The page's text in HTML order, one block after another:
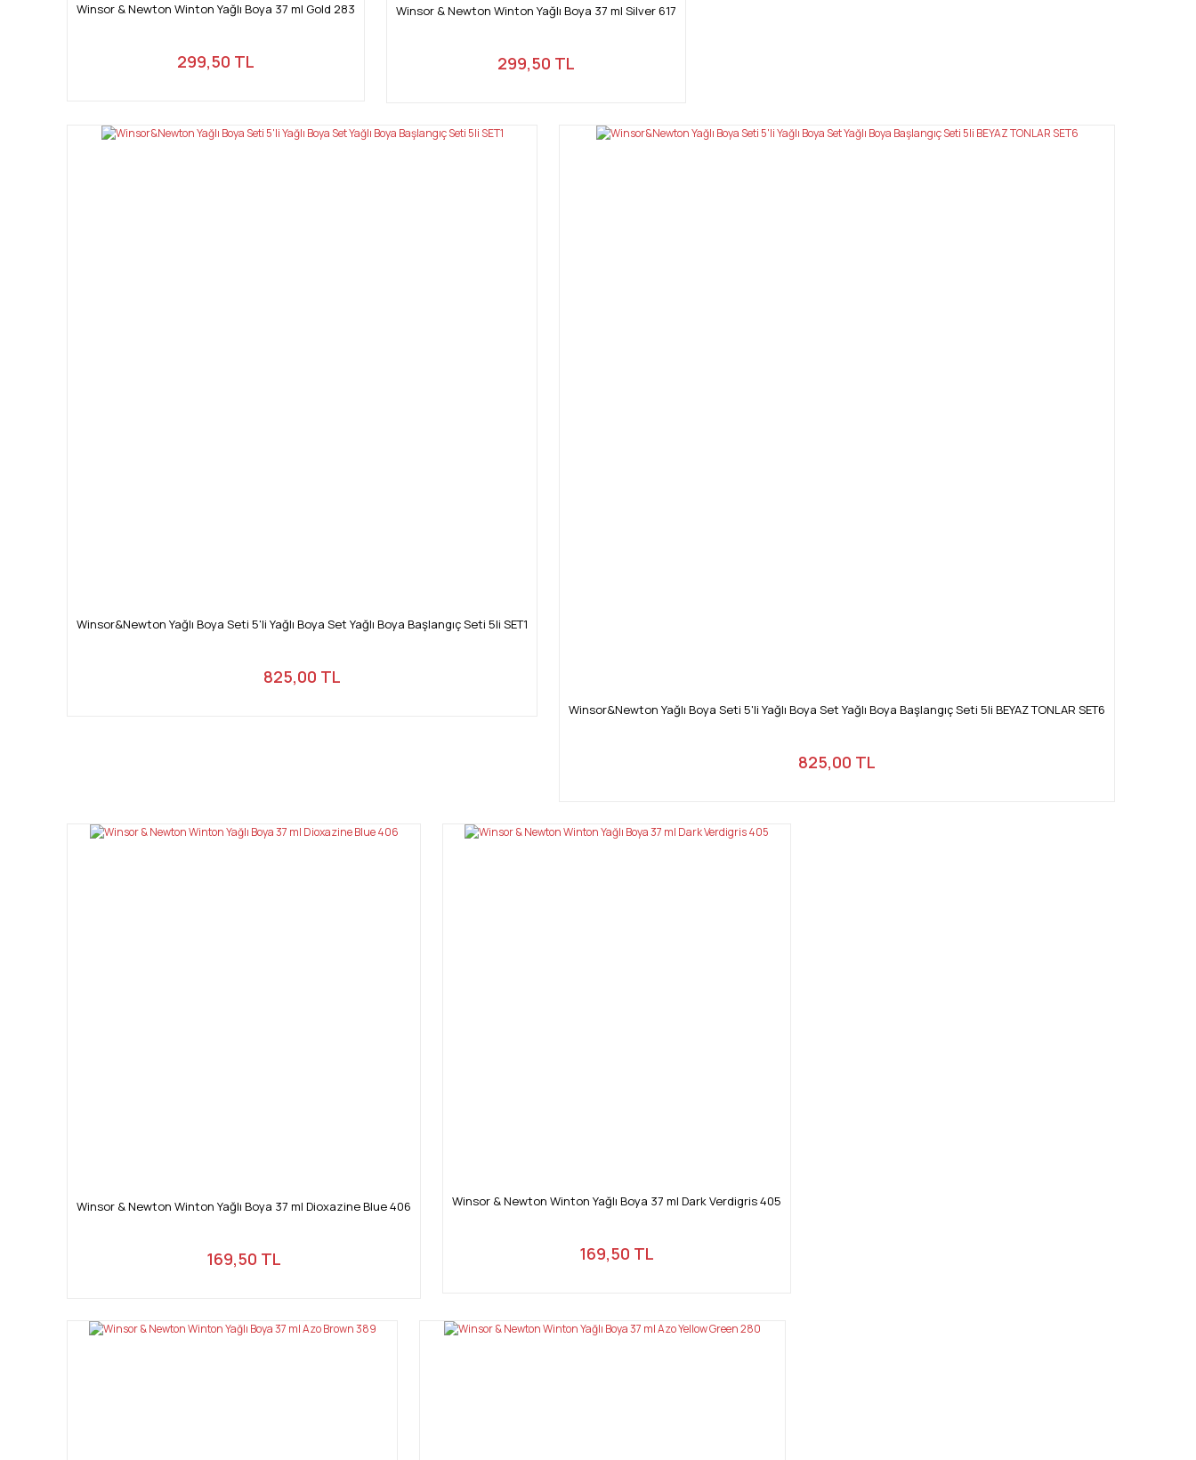
Winsor & Newton Winton Yağlı Boya 37 ml Gold 283
299,50 TL
Winsor & Newton Winton Yağlı Boya 37 ml Silver 617
299,50 TL
Winsor&Newton Yağlı Boya Seti 5'li Yağlı Boya Set Yağlı Boya Başlangıç Seti 5li SET1
825,00 TL
Winsor&Newton Yağlı Boya Seti 5'li Yağlı Boya Set Yağlı Boya Başlangıç Seti 5li BEYAZ TONLAR SET6
825,00 TL
Winsor & Newton Winton Yağlı Boya 37 ml Dioxazine Blue 406
169,50 TL
Winsor & Newton Winton Yağlı Boya 37 ml Dark Verdigris 405
169,50 TL